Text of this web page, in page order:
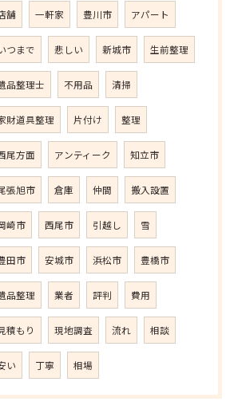
舗 一軒家 豊川市 アパート
つまで 悲しい 新城市 生前整理
品整理士 不用品 清掃
財道具整理 片付け 整理
尾方面 アンティーク 知立市
張旭市 倉庫 仲間 搬入設置
崎市 西尾市 引越し 雪
田市 安城市 浜松市 豊橋市
品整理 業者 評判 費用
積もり 現地調査 流れ 相談
い 丁寧 相場